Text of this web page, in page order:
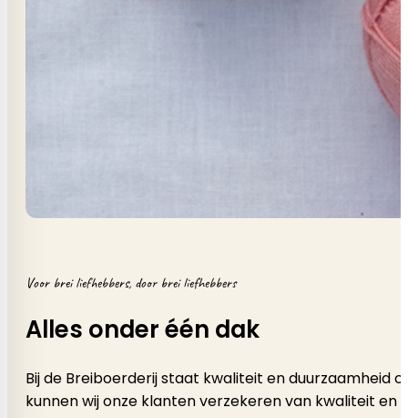
Voor brei liefhebbers, door brei liefhebbers
Alles onder één dak
Bij de Breiboerderij staat kwaliteit en duurzaamheid
kunnen wij onze klanten verzekeren van kwaliteit en